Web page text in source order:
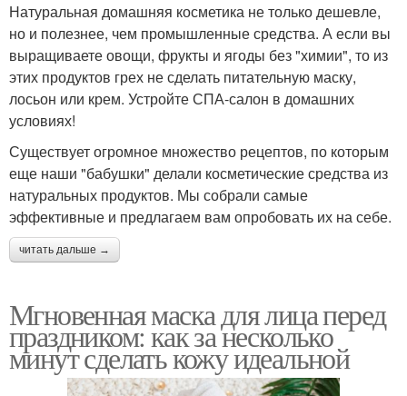
Натуральная домашняя косметика не только дешевле,
но и полезнее, чем промышленные средства. А если вы
выращиваете овощи, фрукты и ягоды без "химии", то из
этих продуктов грех не сделать питательную маску,
лосьон или крем. Устройте СПА-салон в домашних
условиях!
Существует огромное множество рецептов, по которым
еще наши "бабушки" делали косметические средства из
натуральных продуктов. Мы собрали самые
эффективные и предлагаем вам опробовать их на себе.
читать дальше →
Мгновенная маска для лица перед
праздником: как за несколько
минут сделать кожу идеальной